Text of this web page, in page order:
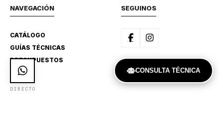
NAVEGACIÓN
CATÁLOGO
GUÍAS TÉCNICAS
PRESUPUESTOS
SEGUINOS
DIRECTO
CONSULTA TÉCNICA